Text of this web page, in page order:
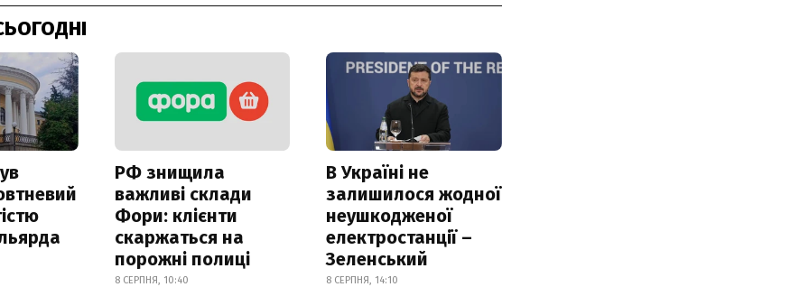
РФ знищила
важливі склади
Фори: клієнти
скаржаться на
порожні полиці
8 СЕРПНЯ, 10:40
В Україні не
залишилося жодної
неушкодженої
електростанції –
Зеленський
8 СЕРПНЯ, 14:10